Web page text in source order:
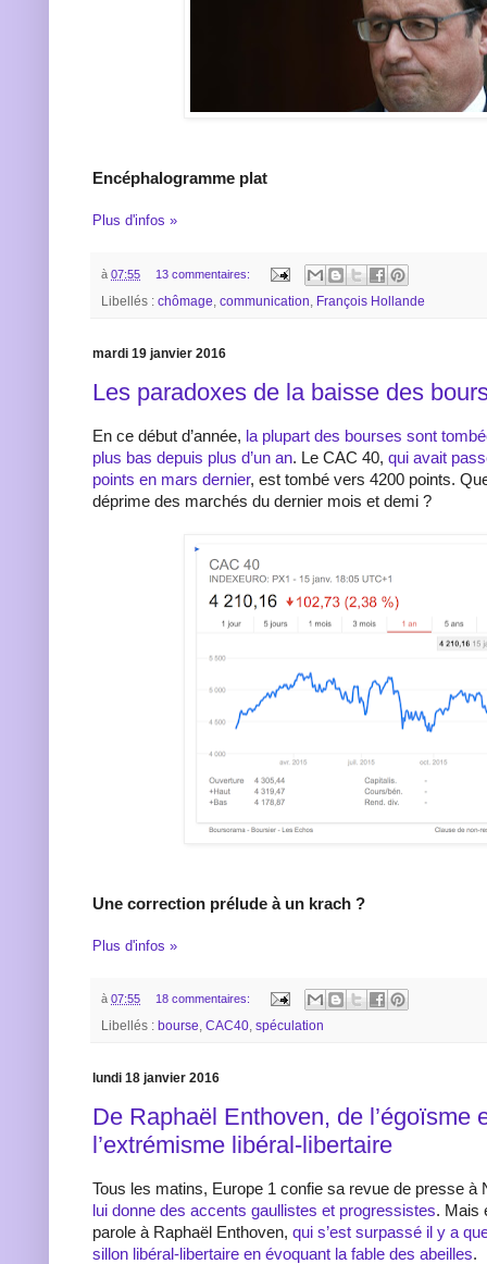
Encéphalogramme plat
Plus d'infos »
à 07:55 13 commentaires:
Libellés : chômage, communication, François Hollande
mardi 19 janvier 2016
Les paradoxes de la baisse des
En ce début d’année, la plupart des bourses sont
plus bas depuis plus d’un an. Le CAC 40, qui avait
points en mars dernier, est tombé vers 4200 points.
déprime des marchés du dernier mois et demi ?
Une correction prélude à un krach ?
Plus d'infos »
à 07:55 18 commentaires:
Libellés : bourse, CAC40, spéculation
lundi 18 janvier 2016
De Raphaël Enthoven, de l’égoïsme
l’extrémisme libéral-libertaire
Tous les matins, Europe 1 confie sa revue de presse à
lui donne des accents gaullistes et progressistes. Mais
parole à Raphaël Enthoven, qui s’est surpassé il y a
sillon libéral-libertaire en évoquant la fable des abeilles.